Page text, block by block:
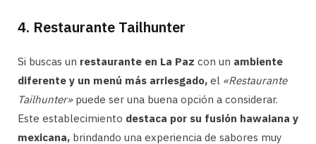
4. Restaurante Tailhunter
Si buscas un restaurante en La Paz con un ambiente
diferente y un menú más arriesgado, el «Restaurante
Tailhunter»puede ser una buena opción a considerar.
Este establecimiento destaca por su fusión hawaiana y
mexicana, brindando una experiencia de sabores muy